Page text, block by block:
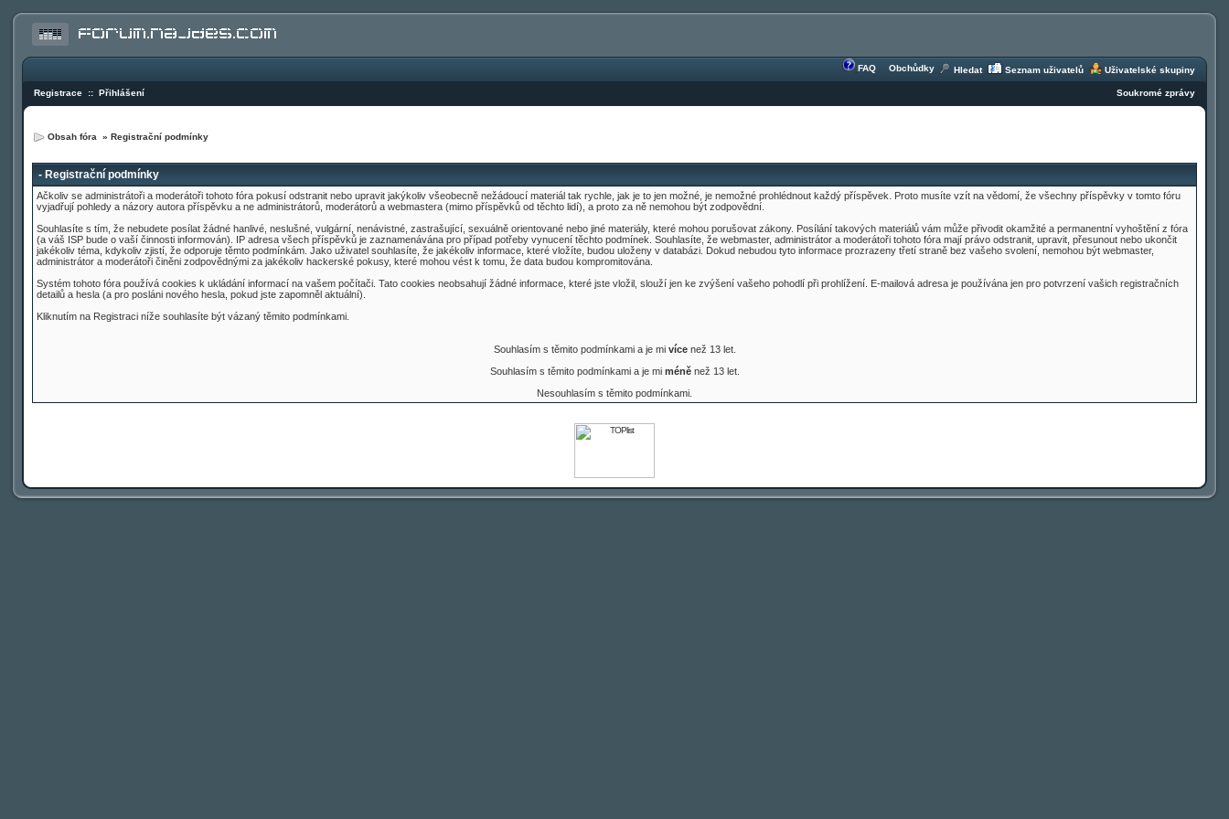
FAQ Obchůdky Hledat Seznam uživatelů Uživatelské skupiny
Registrace :: Přihlášení Soukromé zprávy
Obsah fóra » Registrační podmínky
- Registrační podmínky
Ačkoliv se administrátoři a moderátoři tohoto fóra pokusí odstranit nebo upravit jakýkoliv všeobecně nežádoucí materiál tak rychle, jak je to jen možné, je nemožné prohlédnout každý příspěvek. Proto musíte vzít na vědomí, že všechny příspěvky v tomto fóru
vyjadřují pohledy a názory autora příspěvku a ne administrátorů, moderátorů a webmastera (mimo příspěvků od těchto lidí), a proto za ně nemohou být zodpovědní.
Souhlasíte s tím, že nebudete posílat žádné hanlivé, neslušné, vulgární, nenávistné, zastrašující, sexuálně orientované nebo jiné materiály, které mohou porušovat zákony. Posílání takových materiálů vám může přivodit okamžité a permanentní vyhoštění z fóra
(a váš ISP bude o vaší činnosti informován). IP adresa všech příspěvků je zaznamenávána pro případ potřeby vynucení těchto podmínek. Souhlasíte, že webmaster, administrátor a moderátoři tohoto fóra mají právo odstranit, upravit, přesunout nebo ukončit
jakékoliv téma, kdykoliv zjistí, že odporuje těmto podmínkám. Jako uživatel souhlasíte, že jakékoliv informace, které vložíte, budou uloženy v databázi. Dokud nebudou tyto informace prozrazeny třetí straně bez vašeho svolení, nemohou být webmaster,
administrátor a moderátoři činěni zodpovědnými za jakékoliv hackerské pokusy, které mohou vést k tomu, že data budou kompromitována.
Systém tohoto fóra používá cookies k ukládání informací na vašem počítači. Tato cookies neobsahují žádné informace, které jste vložil, slouží jen ke zvýšení vašeho pohodlí při prohlížení. E-mailová adresa je používána jen pro potvrzení vašich registračních
detailů a hesla (a pro posláni nového hesla, pokud jste zapomněl aktuální).
Kliknutím na Registraci níže souhlasíte být vázaný těmito podmínkami.
Souhlasím s těmito podmínkami a je mi vícenež 13 let.
Souhlasím s těmito podmínkami a je mi méněnež 13 let.
Nesouhlasím s těmito podmínkami.